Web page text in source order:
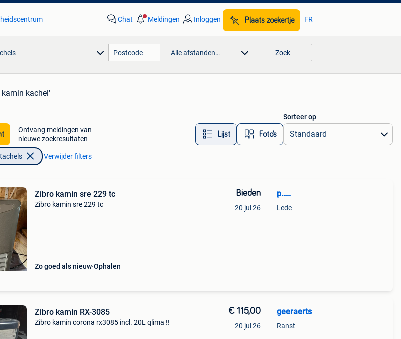
Chat Meldingen Inloggen Plaats zoekertje FR
Alle afstanden… Zoek
kachel'
Ontvang meldingen van
nieuwe zoekresultaten
Lijst Foto’s
Sorteer op
Verwijder filters
Zibro kamin sre 229 tc
Zibro kamin sre 229 tc
Zo goed als nieuw Ophalen
Bieden
20 jul 26
p…..
Lede
Zibro kamin RX-3085
Zibro kamin corona rx3085 incl. 20L qlima !!
€ 115,00
20 jul 26
geeraerts
Ranst